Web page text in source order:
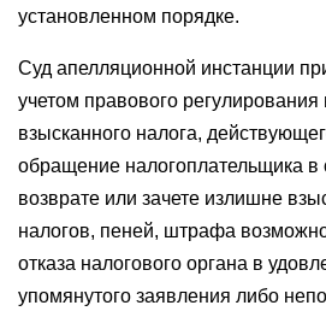
установленном порядке.
Суд апелляционной инстанции
учетом правового
взысканного налога,
обращение налогоплательщика в
возврате или зачете излишне
налогов, пеней, штрафа
отказа налогового органа в
упомянутого заявления либо